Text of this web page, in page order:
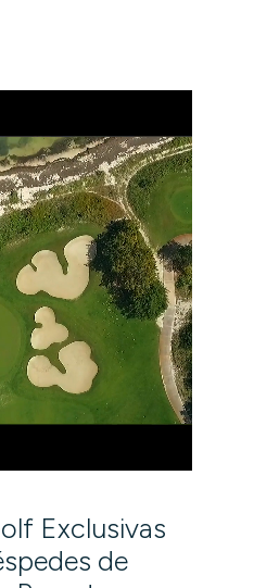
Exclusivas
de